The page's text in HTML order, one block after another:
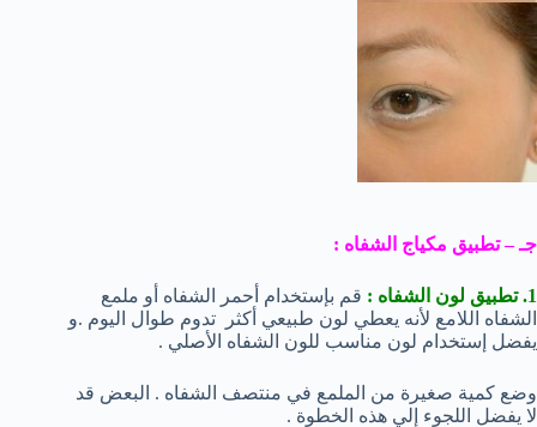
جـ – تطبيق مكياج الشفاه :
1. تطبيق لون الشفاه :
قم بإستخدام أحمر الشفاه أو ملمع
الشفاه اللامع لأنه يعطي لون طبيعي أكثر تدوم طوال اليوم .و
يفضل إستخدام لون مناسب للون الشفاه الأصلي .
وضع كمية صغيرة من الملمع في منتصف الشفاه . البعض قد
لا يفضل اللجوء إلي هذه الخطوة .